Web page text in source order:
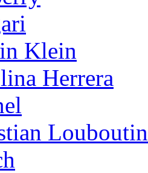
Klein
Herrera
Louboutin